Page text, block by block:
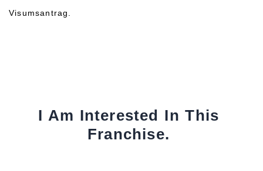
Visumsantrag.
I Am Interested In This
Franchise.